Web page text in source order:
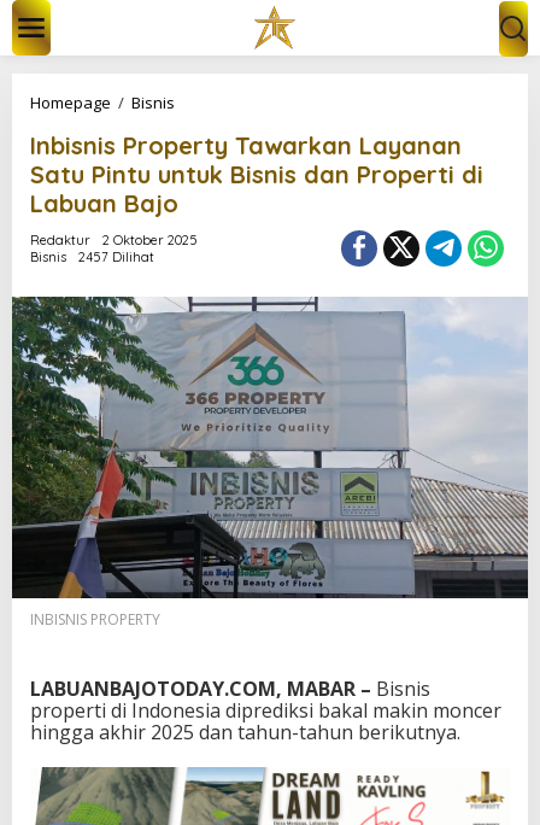
w
Homepage / Bisnis
b
i
s
n
i
r
o
p
e
r
y
T
a
w
a
k
a
n
a
n
a
S
a
Inbisnis Property Tawarkan Layanan
Satu Pintu untuk Bisnis dan Properti di
Labuan Bajo
Redaktur
2 Oktober 2025
Bisnis
2457 Dilihat
INBISNIS PROPERTY
LABUANBAJOTODAY.COM, MABAR – Bisnis
properti di Indonesia diprediksi bakal makin moncer
hingga akhir 2025 dan tahun-tahun berikutnya.